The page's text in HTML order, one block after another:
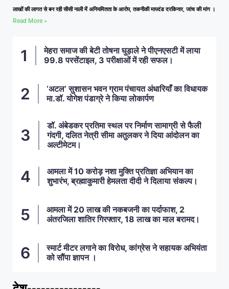
लाखों की लागत से बन रही सीसी नाली में अनियमितता के आरोप, तकनीकी मापदंड दरकिनार, जांच की मांग ।
Read More »
मेहरा समाज की बेटी तोषना घुड़ाले ने पीएनएसटी में लाया
99.8 परसेंटाइल, 3 परीक्षाओं में रही सफल।
‘अटल’ सुशासन भवन ग्राम पंचायत अंधारियाँ का विधायक
मा.डॉ. योगेश पंडाग्रे ने किया लोकार्पण
डॉ. अंबेडकर प्रतिमा स्थल पर निर्माण सामाग्री से फैली
गंदगी, दलित नेत्री सीमा अतुलकर ने दिया आंदोलन का
अल्टीमेटम।
आमला में 10 करोड़ नशा मुक्ति प्रतिज्ञा अभियान का
शुभारंभ, ब्रह्माकुमारी हेमलता दीदी ने दिलाया संकल्प।
आमला में 20 लाख की नकबजनी का पर्दाफाश, 2
अंतरजिला शातिर गिरफ्तार, 18 लाख का माल बरामद।
स्मार्ट मीटर लगाने का विरोध, कांग्रेस ने सहायक अभियंता
को सौंपा ज्ञापन ।